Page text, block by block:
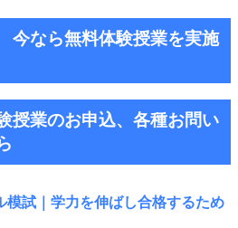
なら無料体験授業を実施
授業のお申込、各種お問い
模試｜学力を伸ばし合格するため